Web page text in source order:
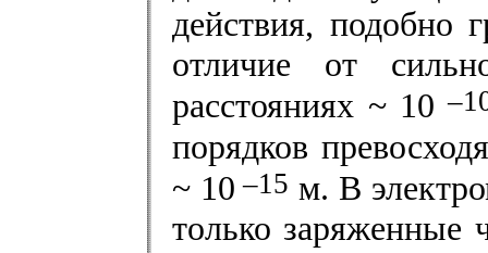
действия, подобно
отличие от
расстояниях ~ 10
порядков
~ 10 –15 м. В
только заряженные